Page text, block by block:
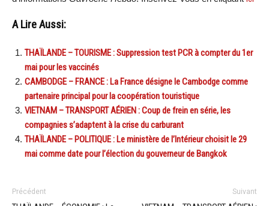
A Lire Aussi:
THAÏLANDE – TOURISME : Suppression test PCR à compter du 1er
mai pour les vaccinés
CAMBODGE – FRANCE : La France désigne le Cambodge comme
partenaire principal pour la coopération touristique
VIETNAM – TRANSPORT AÉRIEN : Coup de frein en série, les
compagnies s’adaptent à la crise du carburant
THAÏLANDE – POLITIQUE : Le ministère de l’Intérieur choisit le 29
mai comme date pour l’élection du gouverneur de Bangkok
Précédent Suivant